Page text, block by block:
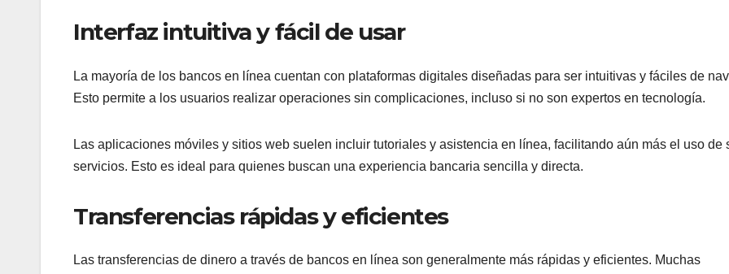
Interfaz intuitiva y fácil de usar
La mayoría de los bancos en línea cuentan con plataformas digitales diseñadas para ser intuitivas y fáciles de
Esto permite a los usuarios realizar operaciones sin complicaciones, incluso si no son expertos en tecnología.
Las aplicaciones móviles y sitios web suelen incluir tutoriales y asistencia en línea, facilitando aún más el uso de
servicios. Esto es ideal para quienes buscan una experiencia bancaria sencilla y directa.
Transferencias rápidas y eficientes
Las transferencias de dinero a través de bancos en línea son generalmente más rápidas y eficientes. Muchas